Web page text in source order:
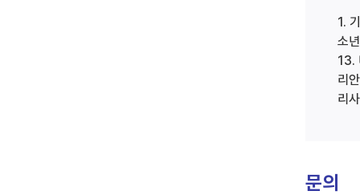
1.
소
13.
리
리
문의